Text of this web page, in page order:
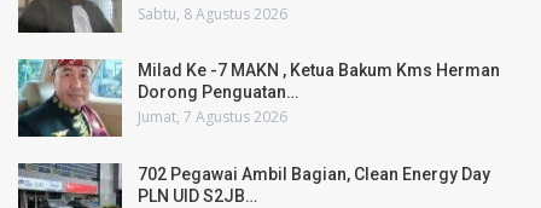
Sabtu, 8 Agustus 2026
Milad Ke -7 MAKN , Ketua Bakum Kms Herman
Dorong Penguatan…
Jumat, 7 Agustus 2026
702 Pegawai Ambil Bagian, Clean Energy Day
PLN UID S2JB…